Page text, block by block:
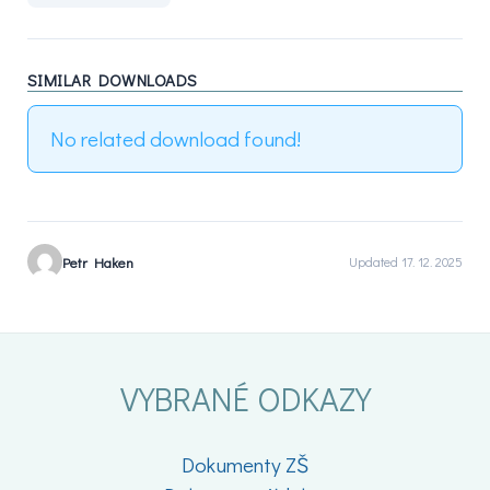
SIMILAR DOWNLOADS
No related download found!
Petr Haken Updated 17. 12. 2025
VYBRANÉ ODKAZY
Dokumenty ZŠ